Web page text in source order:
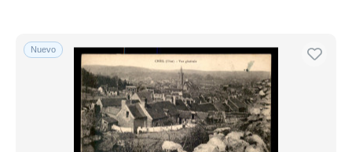
Nuevo